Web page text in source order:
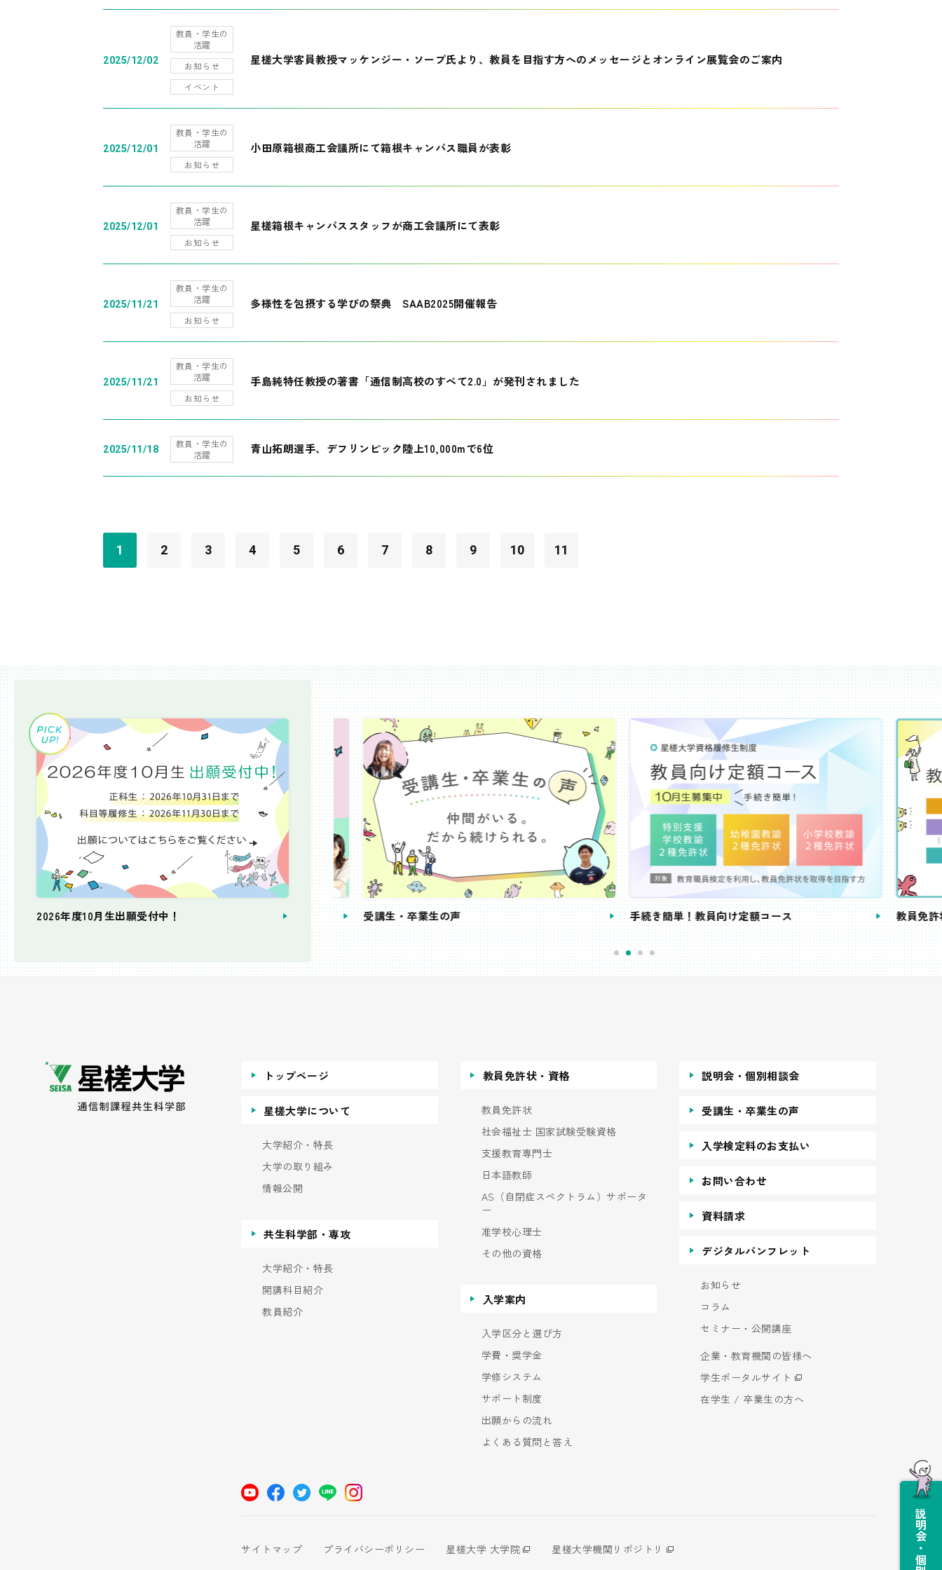
2025/12/02
教員・学生の
活躍
お知らせ
イベント
星槎大学客員教授マッケンジー・ソープ氏より、教員を目指す方へのメッセージとオンライン展覧会のご案内
2025/12/01
教員・学生の
活躍
お知らせ
小田原箱根商工会議所にて箱根キャンパス職員が表彰
2025/12/01
教員・学生の
活躍
お知らせ
星槎箱根キャンパススタッフが商工会議所にて表彰
2025/11/21
教員・学生の
活躍
お知らせ
多様性を包摂する学びの祭典 SAAB2025開催報告
2025/11/21
教員・学生の
活躍
お知らせ
手島純特任教授の著書「通信制高校のすべて2.0」が発刊されました
2025/11/18
教員・学生の
活躍
青山拓朗選手、デフリンピック陸上10,000mで6位
1 2 3 4 5 6 7 8 9 10 11
2026年度10月生出願受付中！
個別相談会 受講生・卒業生の声 手続き簡単！教員向け定額コース 教員免許状が
トップページ
星槎大学について
大学紹介・特長
大学の取り組み
情報公開
共生科学部・専攻
大学紹介・特長
開講科目紹介
教員紹介
教員免許状・資格
教員免許状
社会福祉士 国家試験受験資格
支援教育専門士
日本語教師
AS（自閉症スペクトラム）サポータ
ー
准学校心理士
その他の資格
入学案内
入学区分と選び方
学費・奨学金
学修システム
サポート制度
出願からの流れ
よくある質問と答え
説明会・個別相談会
受講生・卒業生の声
入学検定料のお支払い
お問い合わせ
資料請求
デジタルパンフレット
お知らせ
コラム
セミナー・公開講座
企業・教育機関の皆様へ
学生ポータルサイト
在学生 / 卒業生の方へ
サイトマップ プライバシーポリシー 星槎大学 大学院
星槎大学機関リポジトリ